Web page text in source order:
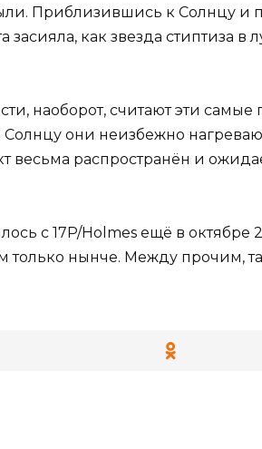
Приблизившись к Солнцу и
как звезда стиптиза в
наоборот, считают эти самые
Солнцу они неизбежно
весьма распространён и
с 17P/Holmes ещё в октябре
только нынче. Между прочим,